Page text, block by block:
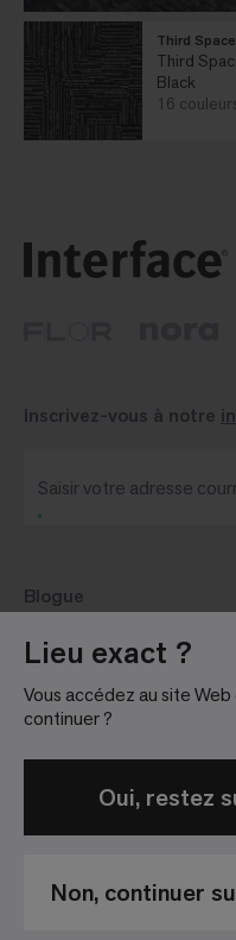
Lieu exact ?
Vous accédez au site
continuer ?
Oui, restez
Non, continuer
Third
Third
Black
16
Blogue
À propos de nous
Sites
Inscrivez-vous à notre
Saisir votre adresse
Politique de